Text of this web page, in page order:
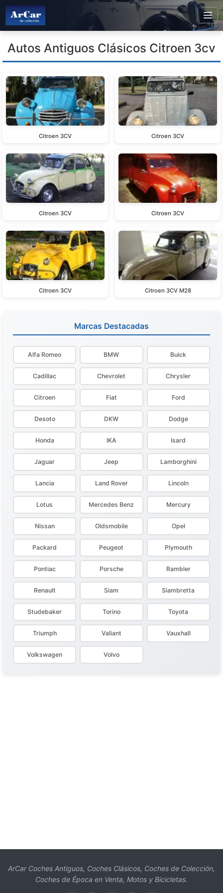
Autos Antiguos Clásicos Citroen 3cv
Citroen 3CV Citroen 3CV
Citroen 3CV Citroen 3CV
Citroen 3CV Citroen 3CV M28
Marcas Destacadas
Alfa Romeo BMW Buick
Cadillac Chevrolet Chrysler
Citroen Fiat Ford
Desoto DKW Dodge
Honda IKA Isard
Jaguar Jeep Lamborghini
Lancia Land Rover Lincoln
Lotus Mercedes Benz Mercury
Nissan Oldsmobile Opel
Packard Peugeot Plymouth
Pontiac Porsche Rambler
Renault Siam Siambretta
Studebaker Torino Toyota
Triumph Valiant Vauxhall
Volkswagen Volvo
ArCar Coches Antiguos, Coches Clásicos, Coches de Colección,
Coches de Época en Venta, Motos y Bicicletas.